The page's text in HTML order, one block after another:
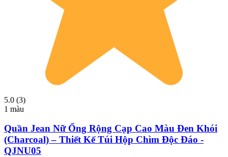
5.0 (3)
1 màu
Quần Jean Nữ Ống Rộng Cạp Cao Màu Đen Khói
(Charcoal) – Thiết Kế Túi Hộp Chìm Độc Đáo -
QJNU05